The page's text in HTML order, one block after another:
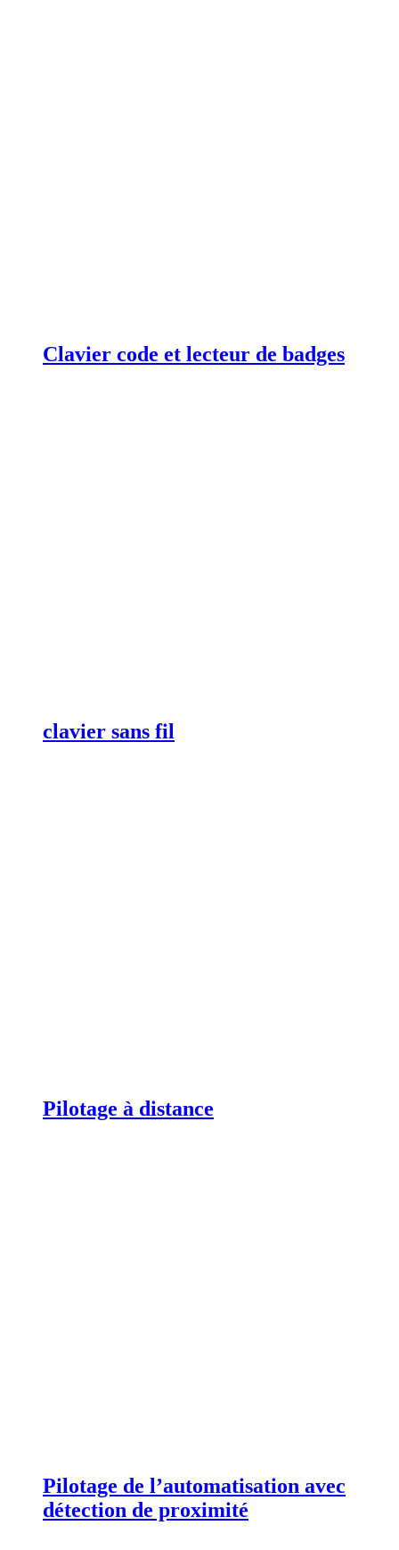
Clavier code et lecteur de badges
clavier sans fil
Pilotage à distance
Pilotage de l’automatisation avec
détection de proximité